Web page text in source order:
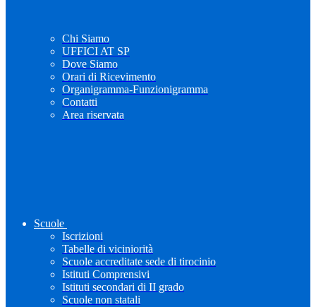
Chi Siamo
UFFICI AT SP
Dove Siamo
Orari di Ricevimento
Organigramma-Funzionigramma
Contatti
Area riservata
Scuole
Iscrizioni
Tabelle di viciniorità
Scuole accreditate sede di tirocinio
Istituti Comprensivi
Istituti secondari di II grado
Scuole non statali